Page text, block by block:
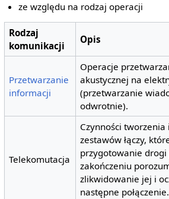
ze względu na rodzaj operacji
Rodzaj
komunikacji
Opis
Przetwarzanie
informacji
Operacje
akustycznej na
(przetwarzanie
odwrotnie).
Telekomutacja
Czynności
zestawów łączy,
przygotowanie
zakończeniu
zlikwidowanie jej i
następne połączenie.